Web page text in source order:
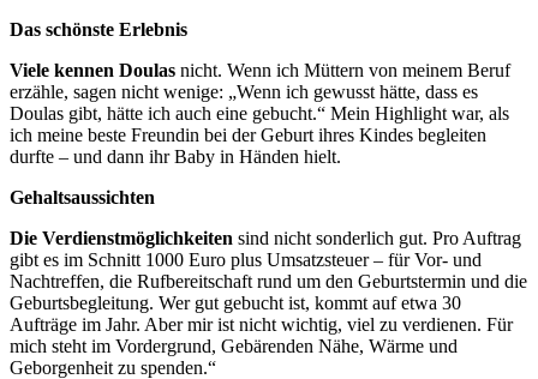
Das schönste Erlebnis
Viele kennen Doulas nicht. Wenn ich Müttern von meinem Beruf
erzähle, sagen nicht wenige: „Wenn ich gewusst hätte, dass es
Doulas gibt, hätte ich auch eine gebucht.“ Mein Highlight war, als
ich meine beste Freundin bei der Geburt ihres Kindes begleiten
durfte – und dann ihr Baby in Händen hielt.
Gehaltsaussichten
Die Verdienstmöglichkeiten sind nicht sonderlich gut. Pro Auftrag
gibt es im Schnitt 1000 Euro plus Umsatzsteuer – für Vor- und
Nachtreffen, die Rufbereitschaft rund um den Geburtstermin und die
Geburtsbegleitung. Wer gut gebucht ist, kommt auf etwa 30
Aufträge im Jahr. Aber mir ist nicht wichtig, viel zu verdienen. Für
mich steht im Vordergrund, Gebärenden Nähe, Wärme und
Geborgenheit zu spenden.“